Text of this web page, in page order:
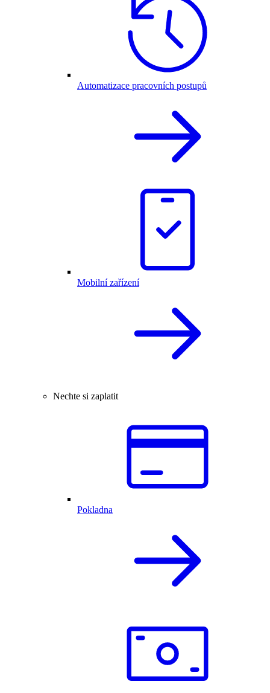
Automatizace pracovních postupů
Mobilní zařízení
Nechte si zaplatit
Pokladna